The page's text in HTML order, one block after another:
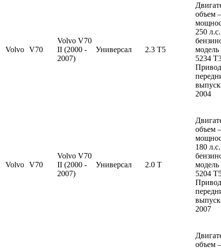
Volvo V70
Volvo V70
II (2000 -
2007)
Универсал 2.3 T5
объем
250
5234
2004
Volvo V70
Volvo V70
II (2000 -
2007)
Универсал 2.0 T
объем
180
5204
2007
объем